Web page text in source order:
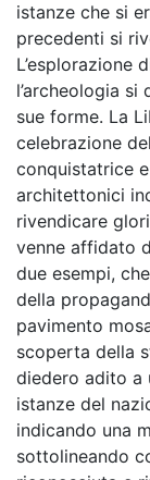
istanze che si
precedenti si
L’esplorazione
l’archeologia
sue forme. La
celebrazione
conquistatrice
architettonici
rivendicare
venne affidato
due esempi,
della
pavimento
scoperta della
diedero adito a
istanze del
indicando una
sottolineando